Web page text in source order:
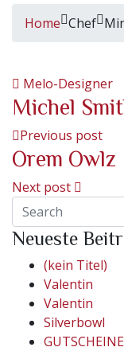
Home Chef
Melo-Designer
Michel
Previous post
Orem Owlz
Next post
Neueste
(kein Titel)
Valentin
Valentin
Silverbowl